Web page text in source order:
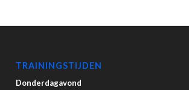
TRAININGSTIJDEN
Donderdagavond